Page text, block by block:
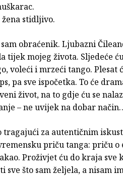
žena stidljivo.
obraćenik. Ljubazni
mojeg života. Sljedeće
voleći i mrzeći tango. Plesat
pa sve ispočetka. To će
život, na to gdje ću se
– ne uvijek na dobar
za autentičnim
priču tanga: priču o
Proživjet ću do kraja sve
sve što sam željela, a nisam